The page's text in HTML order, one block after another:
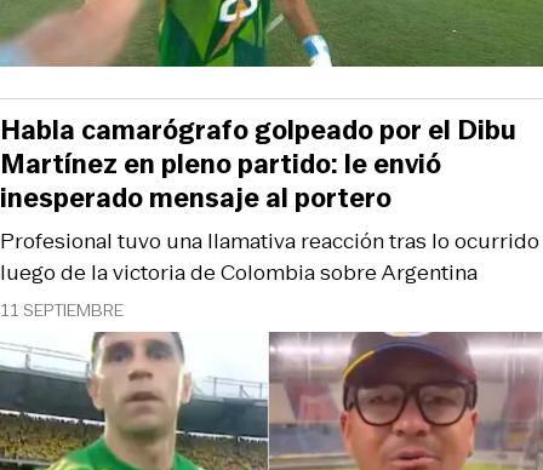
11 SEPTIEMBRE
Profesional tuvo una llamativa reacción tras lo ocurrido
luego de la victoria de Colombia sobre Argentina
Habla camarógrafo golpeado por el Dibu
Martínez en pleno partido: le envió
inesperado mensaje al portero